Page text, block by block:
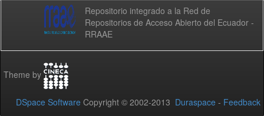
Repositorio integrado a la Red de
Repositorios de Acceso Abierto del Ecuador -
RRAAE
Theme by
DSpace Software Copyright © 2002-2013 Duraspace - Feedback